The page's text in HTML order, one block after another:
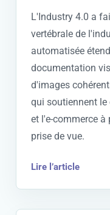
L'Industry 4.0 a
vertébrale de
automatisée
documentation
d'images
qui soutiennent
et l'e-commerce à
prise de vue.
Lire l’article